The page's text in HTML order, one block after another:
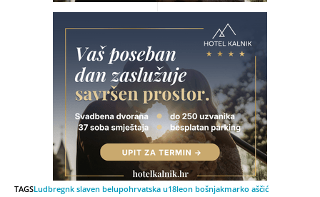
TAGSLudbregnk slaven belupohrvatska u18leon bošnjakmarko aščić